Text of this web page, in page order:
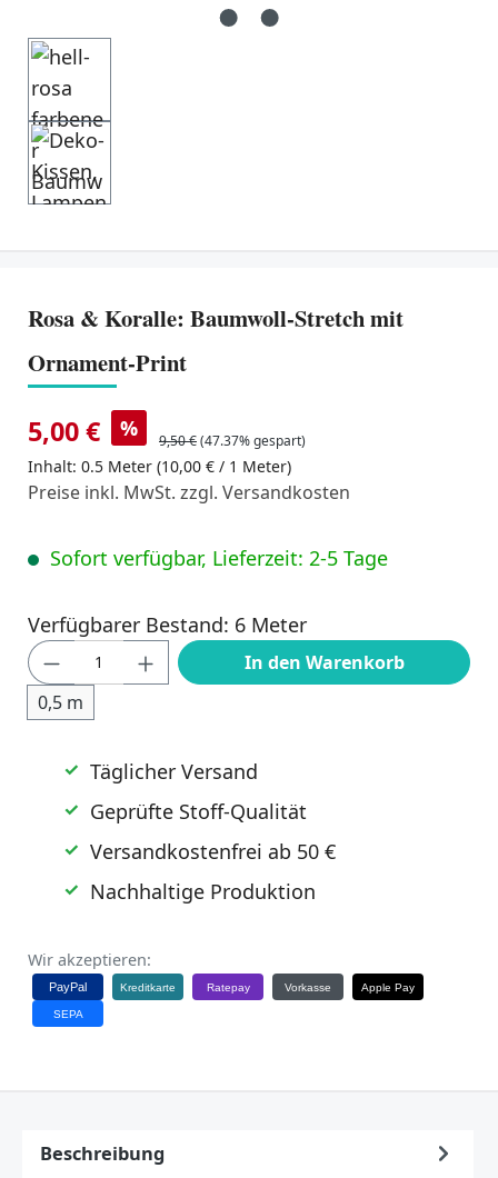
Rosa & Koralle: Baumwoll-Stretch mit
Ornament-Print
5,00 € % 9,50 €(47.37% gespart)
Inhalt: 0.5 Meter (10,00 € / 1 Meter)
Preise inkl. MwSt. zzgl. Versandkosten
Sofort verfügbar, Lieferzeit: 2-5 Tage
Verfügbarer Bestand: 6 Meter
Produkt Anzahl: Gib den gewünschten
0,5 m
In den Warenkorb
Täglicher Versand
Geprüfte Stoff-Qualität
Versandkostenfrei ab 50 €
Nachhaltige Produktion
Wir akzeptieren:
PayPal Kreditkarte Ratepay Vorkasse Apple Pay
SEPA
Beschreibung